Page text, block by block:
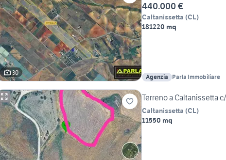
30
440.000 €
Caltanissetta (CL)
181220 mq
Agenzia Parla Immobiliare
Terreno a Caltanissetta
Caltanissetta (CL)
11550 mq